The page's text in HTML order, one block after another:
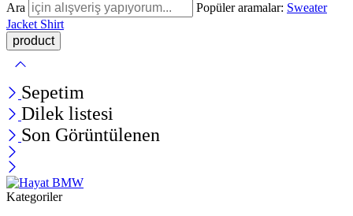
Ara Popüler aramalar: Sweater
Jacket Shirt
Sepetim
Dilek listesi
Son Görüntülenen
Kategoriler